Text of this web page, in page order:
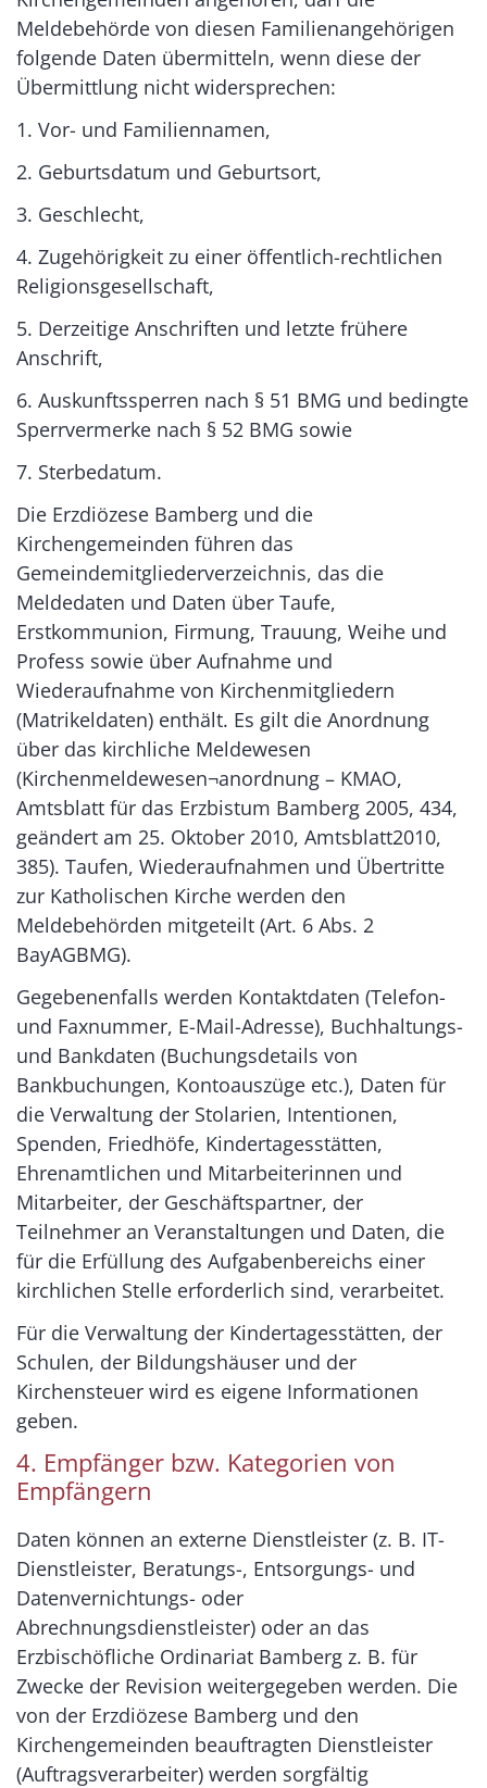
Meldebehörde von diesen Familienangehörigen
folgende Daten übermitteln, wenn diese der
Übermittlung nicht widersprechen:
1. Vor- und Familiennamen,
2. Geburtsdatum und Geburtsort,
3. Geschlecht,
4. Zugehörigkeit zu einer öffentlich-rechtlichen
Religionsgesellschaft,
5. Derzeitige Anschriften und letzte frühere
Anschrift,
6. Auskunftssperren nach § 51 BMG und bedingte
Sperrvermerke nach § 52 BMG sowie
7. Sterbedatum.
Die Erzdiözese Bamberg und die
Kirchengemeinden führen das
Gemeindemitgliederverzeichnis, das die
Meldedaten und Daten über Taufe,
Erstkommunion, Firmung, Trauung, Weihe und
Profess sowie über Aufnahme und
Wiederaufnahme von Kirchenmitgliedern
(Matrikeldaten) enthält. Es gilt die Anordnung
über das kirchliche Meldewesen
(Kirchenmeldewesen¬anordnung – KMAO,
Amtsblatt für das Erzbistum Bamberg 2005, 434,
geändert am 25. Oktober 2010, Amtsblatt2010,
385). Taufen, Wiederaufnahmen und Übertritte
zur Katholischen Kirche werden den
Meldebehörden mitgeteilt (Art. 6 Abs. 2
BayAGBMG).
Gegebenenfalls werden Kontaktdaten (Telefon-
und Faxnummer, E-Mail-Adresse), Buchhaltungs-
und Bankdaten (Buchungsdetails von
Bankbuchungen, Kontoauszüge etc.), Daten für
die Verwaltung der Stolarien, Intentionen,
Spenden, Friedhöfe, Kindertagesstätten,
Ehrenamtlichen und Mitarbeiterinnen und
Mitarbeiter, der Geschäftspartner, der
Teilnehmer an Veranstaltungen und Daten, die
für die Erfüllung des Aufgabenbereichs einer
kirchlichen Stelle erforderlich sind, verarbeitet.
Für die Verwaltung der Kindertagesstätten, der
Schulen, der Bildungshäuser und der
Kirchensteuer wird es eigene Informationen
geben.
4. Empfänger bzw. Kategorien von
Empfängern
Daten können an externe Dienstleister (z. B. IT-
Dienstleister, Beratungs-, Entsorgungs- und
Datenvernichtungs- oder
Abrechnungsdienstleister) oder an das
Erzbischöfliche Ordinariat Bamberg z. B. für
Zwecke der Revision weitergegeben werden. Die
von der Erzdiözese Bamberg und den
Kirchengemeinden beauftragten Dienstleister
(Auftragsverarbeiter) werden sorgfältig